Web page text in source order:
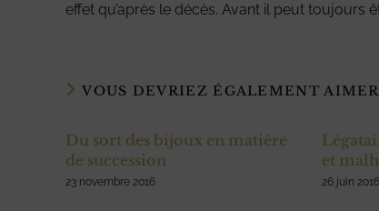
effet qu’après le décès. Avant il peut toujours
VOUS DEVRIEZ ÉGALEMENT AIMER
Du sort des bijoux en matière
de succession
23 novembre 2016
et
26 juin 2016